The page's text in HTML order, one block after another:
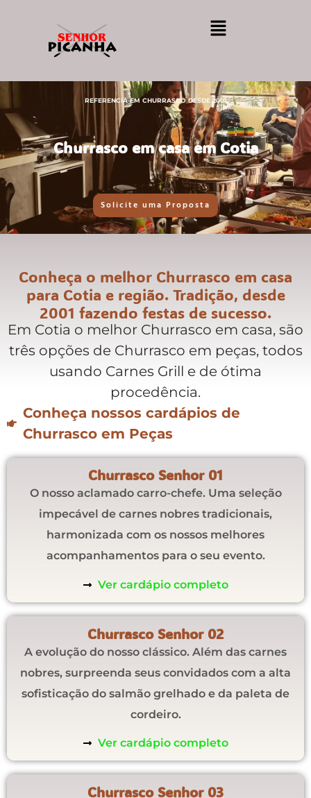
REFERENCIA EM CHURRASCO DESDE 2001
Churrasco em casa em Cotia
Solicite uma Proposta
Conheça o melhor Churrasco em casa
para Cotia e região. Tradição, desde
2001 fazendo festas de sucesso.
Em Cotia o melhor Churrasco em casa, são
três opções de Churrasco em peças, todos
usando Carnes Grill e de ótima
procedência.
Conheça nossos cardápios de
Churrasco em Peças
Churrasco Senhor 01
O nosso aclamado carro-chefe. Uma seleção
impecável de carnes nobres tradicionais,
harmonizada com os nossos melhores
acompanhamentos para o seu evento.
Ver cardápio completo
Churrasco Senhor 02
A evolução do nosso clássico. Além das carnes
nobres, surpreenda seus convidados com a alta
sofisticação do salmão grelhado e da paleta de
cordeiro.
Ver cardápio completo
Churrasco Senhor 03